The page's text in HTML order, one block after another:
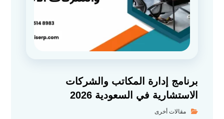
برنامج إدارة المكاتب والشركات
الاستشارية في السعودية 2026
مقالات أخرى